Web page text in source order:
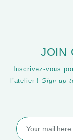
JOIN
Inscrivez-vous
l’atelier ! Sign up